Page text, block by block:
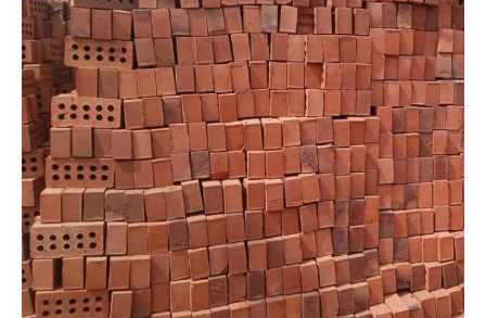
Bricks
Pickets